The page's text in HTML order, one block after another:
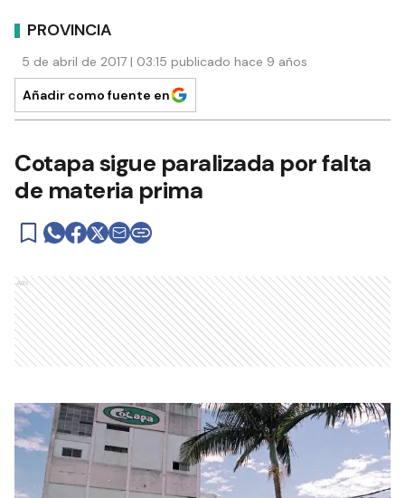
PROVINCIA
5 de abril de 2017 | 03:15 publicado hace 9 años
Añadir como fuente en
Cotapa sigue paralizada por falta
de materia prima
Ads